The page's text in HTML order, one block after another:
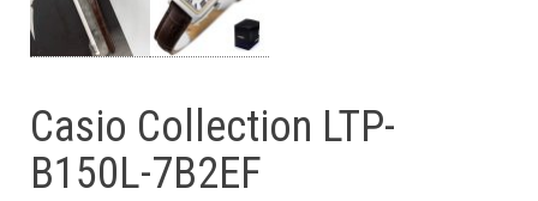
Casio Collection LTP-
B150L-7B2EF